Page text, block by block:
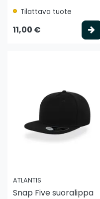
Tilattava tuote
11,00 €
ATLANTIS
Snap Five suoralippa